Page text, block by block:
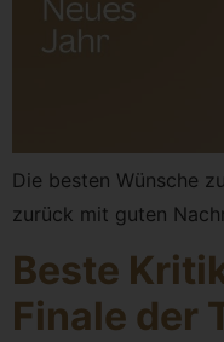
Die besten Wünsche
zurück mit guten
Beste
Finale der